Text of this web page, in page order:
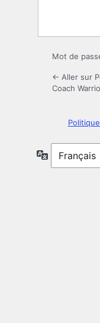
Mot de
← Aller sur
Coach
Langue